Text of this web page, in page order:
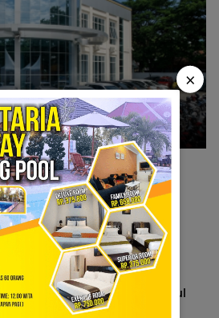
Cabang Parimo Belum Bayar
Kredit PNS?
1327
Gaji PPPK, Termasuk
Sigi
296
Perikanan Sorot “Lalod”
BPK Denpasar
Ekskavator Hilang, Lalu Muncul
×